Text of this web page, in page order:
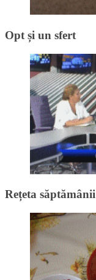
Opt și un sfert
Rețeta săptămânii